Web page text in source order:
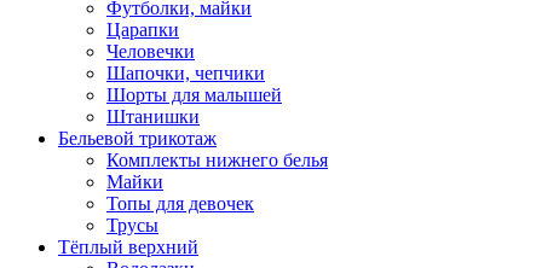
Футболки, майки
Царапки
Человечки
Шапочки, чепчики
Шорты для малышей
Штанишки
Бельевой трикотаж
Комплекты нижнего белья
Майки
Топы для девочек
Трусы
Тёплый верхний